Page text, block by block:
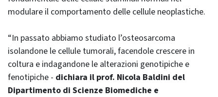
modulare il comportamento delle cellule neoplastiche.
“In passato abbiamo studiato l’osteosarcoma
isolandone le cellule tumorali, facendole crescere in
coltura e indagandone le alterazioni genotipiche e
fenotipiche - dichiara il prof. Nicola Baldini del
Dipartimento di Scienze Biomediche e